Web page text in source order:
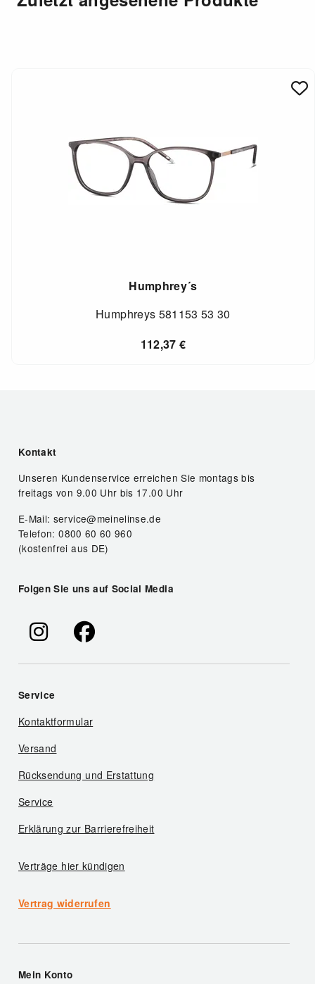
Humphrey´s
Humphreys 581153 53 30
112,37€
Kontakt
Unseren Kundenservice erreichen Sie montags bis
freitags von 9.00 Uhr bis 17.00 Uhr
E-Mail: service@meinelinse.de
Telefon: 0800 60 60 960
(kostenfrei aus DE)
Folgen Sie uns auf Social Media
Service
Kontaktformular
Versand
Rücksendung und Erstattung
Service
Erklärung zur Barrierefreiheit
Verträge hier kündigen
Vertrag widerrufen
Mein Konto